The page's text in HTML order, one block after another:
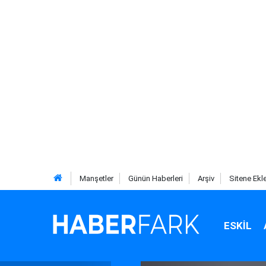
Manşetler Günün Haberleri Arşiv Sitene
ESKIL